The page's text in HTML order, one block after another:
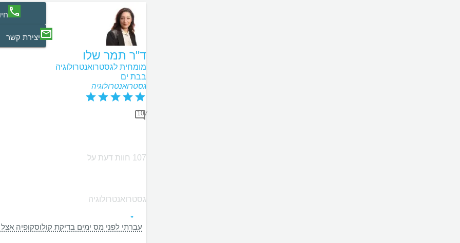
ד"ר תמר שלו
מומחית לגסטרואנטרולוגיה
בבת ים
גסטרואנטרולוגיה
107
107 חוות דעת על
גסטרואנטרולוגיה
עברתי לפני מס ימים בדיקת קולוסקופיה
יצירת קשר